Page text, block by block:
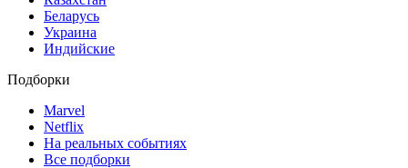
Беларусь
Украина
Индийские
Подборки
Marvel
Netflix
На реальных событиях
Все подборки